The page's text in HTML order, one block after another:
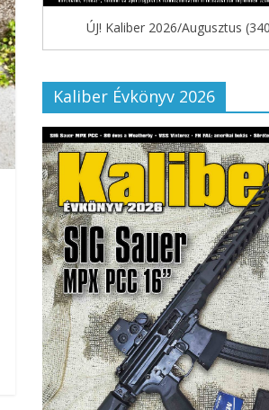
ÚJ! Kaliber 2026/Augusztus
Kaliber Évkönyv 2026